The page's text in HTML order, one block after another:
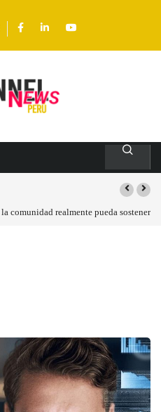
comunidad realmente pueda sostener